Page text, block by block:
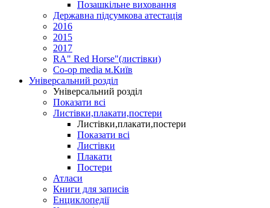
Позашкільне виховання
Державна підсумкова атестація
2016
2015
2017
RA" Red Horse"(листівки)
Co-op media м.Київ
Універсальний розділ
Універсальний розділ
Показати всі
Листівки,плакати,постери
Листівки,плакати,постери
Показати всі
Листівки
Плакати
Постери
Атласи
Книги для записів
Енциклопедії